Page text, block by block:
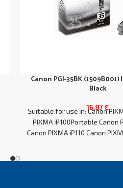
Canon PGI-35BK
Black
16,87€
Suitable for use in: Canon
PIXMA iP100Portable Canon
Canon PIXMA iP110 Canon